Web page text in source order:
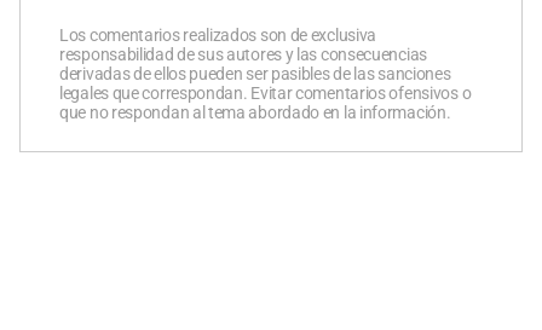
Los comentarios realizados son de exclusiva
responsabilidad de sus autores y las consecuencias
derivadas de ellos pueden ser pasibles de las sanciones
legales que correspondan. Evitar comentarios ofensivos o
que no respondan al tema abordado en la información.